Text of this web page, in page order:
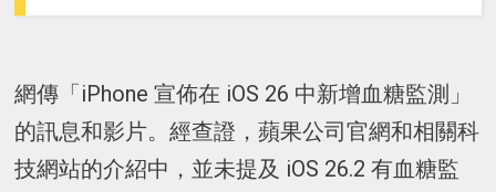
網傳「iPhone 宣佈在 iOS 26 中新增血糖監測」
的訊息和影片。經查證，蘋果公司官網和相關科
技網站的介紹中，並未提及 iOS 26.2 有血糖監